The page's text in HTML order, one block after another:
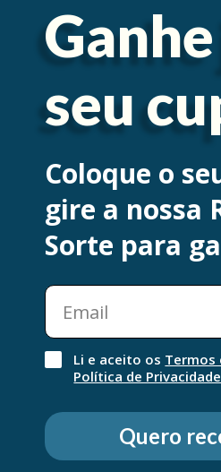
Água perfumada.Toda
que respeita
Perfume Enriquecida
hidratante, 1ere Senteur
seu
Coloque o
gire a nossa
Sorte para
Li e aceito os Termos
Política de Privacidade
Quero